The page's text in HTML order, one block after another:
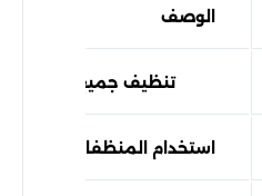
الوصف
تنظيف جميع الأسطح
استخدام المنظفات